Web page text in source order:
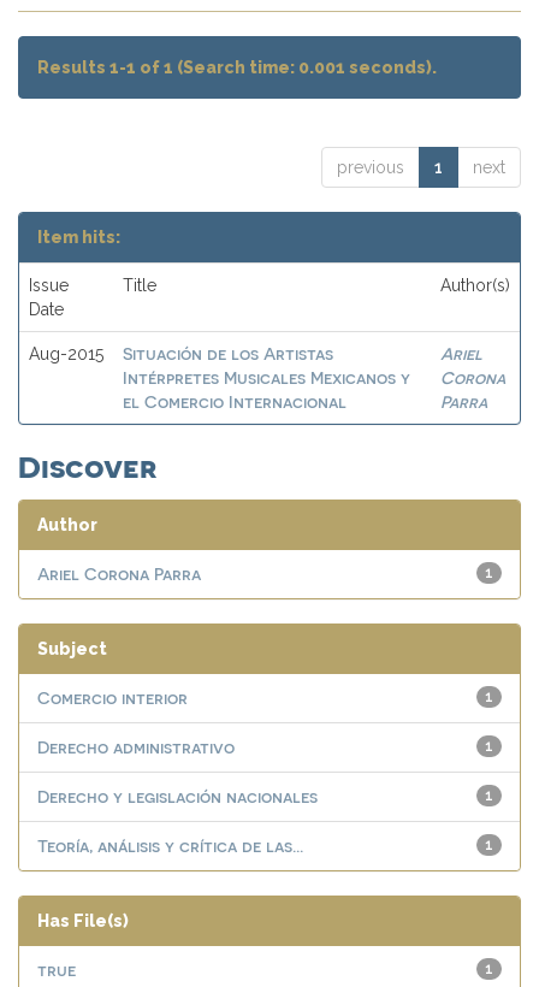
Results 1-1 of 1 (Search time: 0.001 seconds).
previous 1 next
Item hits:
Issue
Date
Title Author(s)
Aug-2015
Situación de los Artistas
Intérpretes Musicales Mexicanos y
el Comercio Internacional
Ariel
Corona
Parra
Discover
Author
1
Ariel Corona Parra
Subject
1
Comercio interior
1
Derecho administrativo
1
Derecho y legislación nacionales
1
Teoría, análisis y crítica de las...
Has File(s)
1
true